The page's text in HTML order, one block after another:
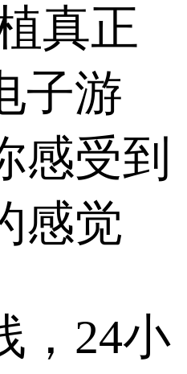
真正
子游
感受到
感觉
，24小